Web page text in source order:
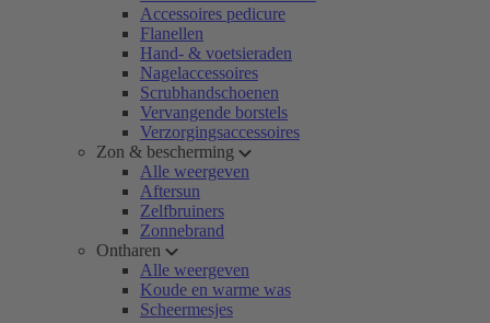
Accessoires pedicure
Flanellen
Hand- & voetsieraden
Nagelaccessoires
Scrubhandschoenen
Vervangende borstels
Verzorgingsaccessoires
Zon & bescherming
Alle weergeven
Aftersun
Zelfbruiners
Zonnebrand
Ontharen
Alle weergeven
Koude en warme was
Scheermesjes